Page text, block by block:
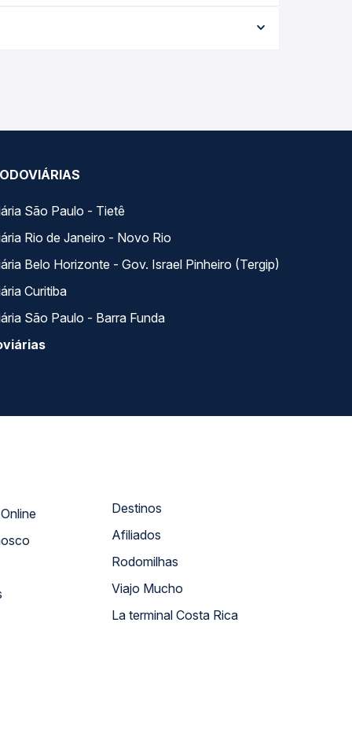
e garante a melhor oferta para o seu roteiro.
São Paulo - Tietê
Rio de Janeiro - Novo Rio
Belo Horizonte - Gov. Israel Pinheiro (Tergip)
Curitiba
São Paulo - Barra Funda
Atendimento Online
Destinos
Afiliados
Rodomilhas
Viajo Mucho
La terminal Costa Rica